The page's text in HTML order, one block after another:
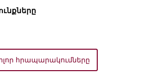
հրապարակումները